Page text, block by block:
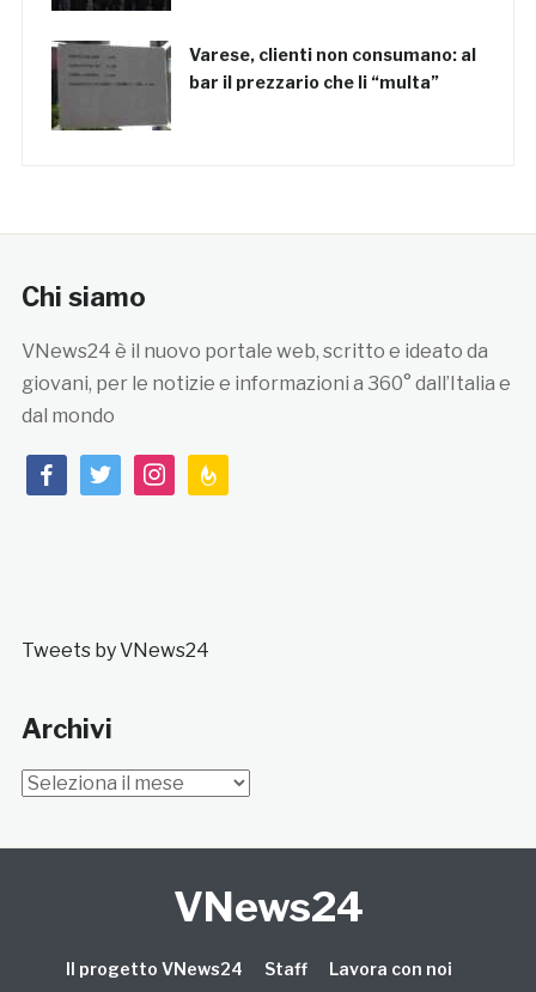
Varese, clienti non consumano: al
bar il prezzario che li “multa”
Chi siamo
VNews24 è il nuovo portale web, scritto e ideato da
giovani, per le notizie e informazioni a 360° dall’Italia e
dal mondo
facebooktwitterinstagramfeedburner
Tweets by VNews24
Archivi
Archivi
VNews24
Il progetto VNews24 Staff
Lavora con noi